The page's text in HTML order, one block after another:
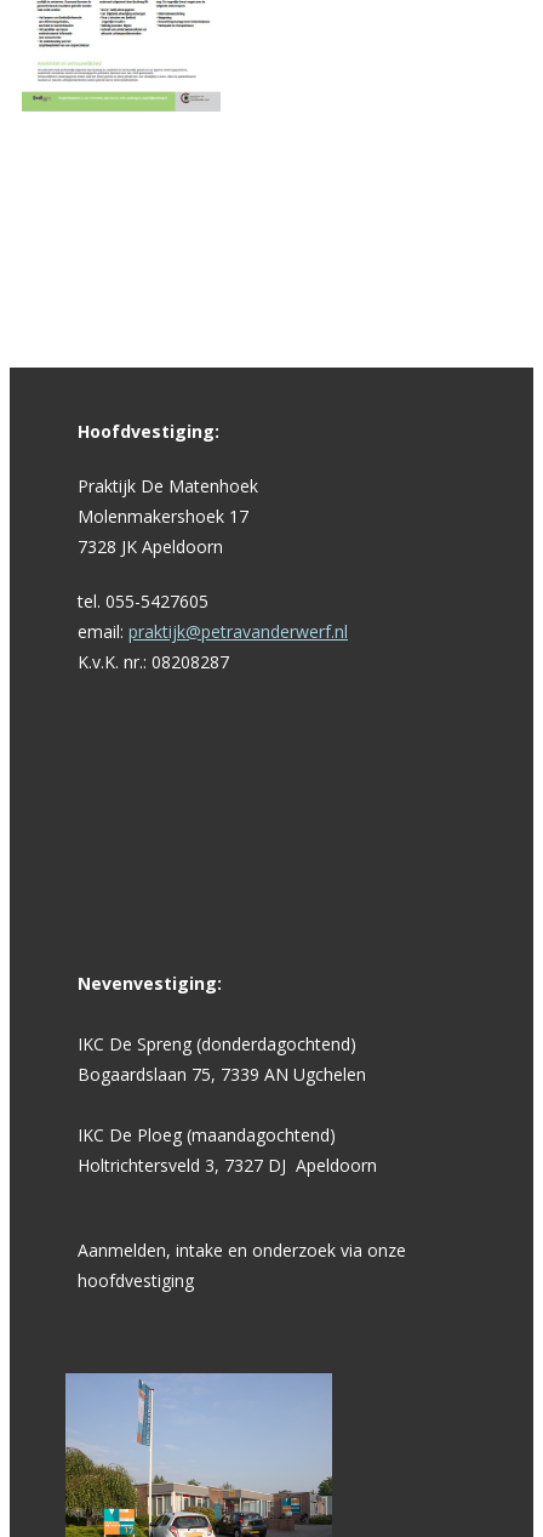
Hoofdvestiging:
Praktijk De Matenhoek
Molenmakershoek 17
7328 JK Apeldoorn
tel. 055-5427605
email: praktijk@petravanderwerf.nl
K.v.K. nr.: 08208287
Nevenvestiging:
IKC De Spreng (donderdagochtend)
Bogaardslaan 75, 7339 AN Ugchelen
IKC De Ploeg (maandagochtend)
Holtrichtersveld 3, 7327 DJ Apeldoorn
Aanmelden, intake en onderzoek via onze
hoofdvestiging